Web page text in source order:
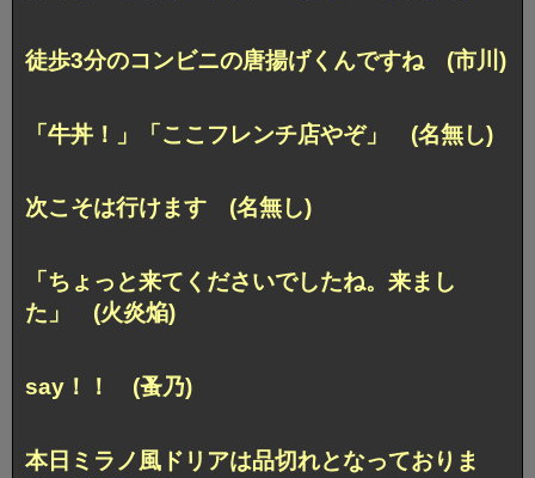
徒歩3分のコンビニの唐揚げくんですね (市川)
「牛丼！」「ここフレンチ店やぞ」 (名無し)
次こそは行けます (名無し)
「ちょっと来てくださいでしたね。来まし
た」 (火炎焔)
say！！ (蚤乃)
本日ミラノ風ドリアは品切れとなっておりま